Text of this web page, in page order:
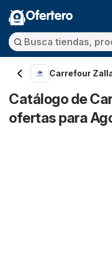
Ofertero
Carrefour
Catálogo de
ofertas para